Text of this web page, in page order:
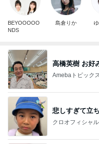
BEYOOOOO
NDS
島倉りか
高橋英樹 お好
Amebaトピック
悲しすぎて立
クロオフィシャ